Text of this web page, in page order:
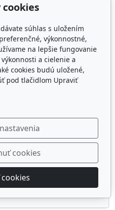
dokumenty
súhlas s uložením
výkonnostné,
na lepšie fungovanie
a cielenie a
cookies budú uložené,
pod tlačidlom Upraviť
cookies